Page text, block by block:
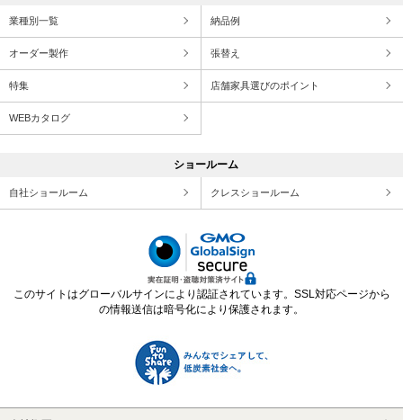
業種別一覧 納品例
オーダー製作 張替え
特集 店舗家具選びのポイント
WEBカタログ
ショールーム
自社ショールーム クレスショールーム
このサイトはグローバルサインにより認証されています。SSL対応ページから
の情報送信は暗号化により保護されます。